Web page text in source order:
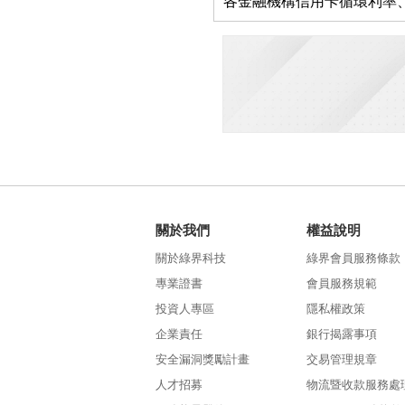
關於我們
關於綠界科技
專業證書
投資人專區
企業責任
安全漏洞獎勵計畫
人才招募
權益說明
綠界會員服務條款
會員服務規範
隱私權政策
銀行揭露事項
交易管理規章
物流暨收款服務處